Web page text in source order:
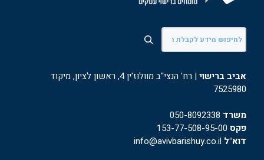
חיפוש
אביב ברישוי
| רח' הנצי"ב מוולוז'ין 4, ראשון לציון, מיקוד
7525980
משרד 050-8092338
פקס
דוא"ל